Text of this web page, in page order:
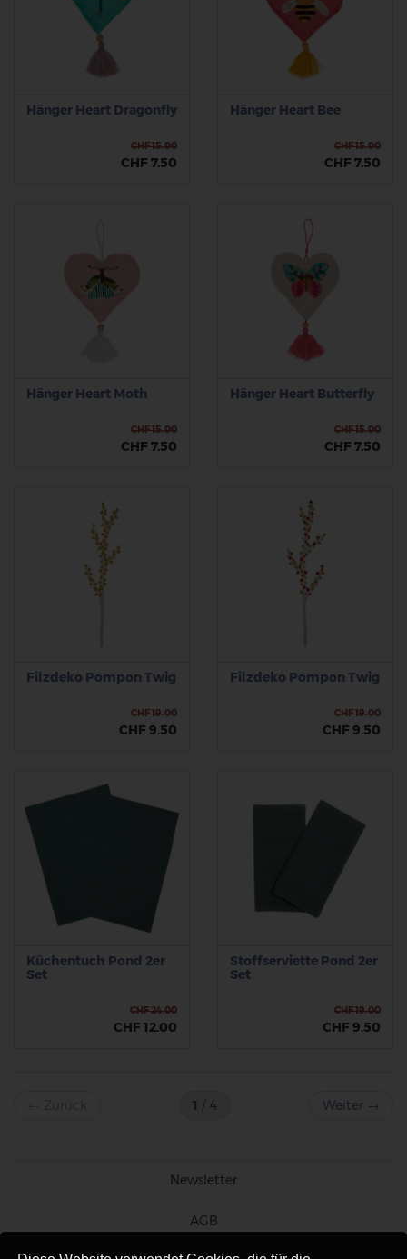
Hänger Heart Dragonfly
CHF 15.00
CHF 7.50
Hänger Heart Bee
CHF 15.00
CHF 7.50
Hänger Heart Moth
CHF 15.00
CHF 7.50
Hänger Heart Butterfly
CHF 15.00
CHF 7.50
Filzdeko Pompon Twig
CHF 19.00
CHF 9.50
Filzdeko Pompon Twig
CHF 19.00
CHF 9.50
Küchentuch Pond 2er
Set
CHF 24.00
CHF 12.00
Stoffserviette Pond 2er
Set
CHF 19.00
CHF 9.50
1 / 4 Weiter →
Newsletter
AGB